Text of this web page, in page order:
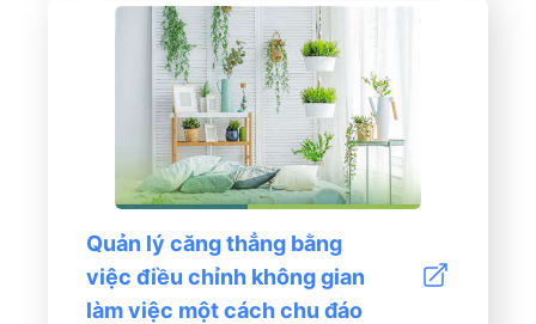
Điều này không chỉ liên quan đến thẩm
mỹ mà còn liên quan đến việc tối ưu
hóa không gian...
Quản lý căng thẳng bằng
việc điều chỉnh không gian
làm việc một cách chu đáo